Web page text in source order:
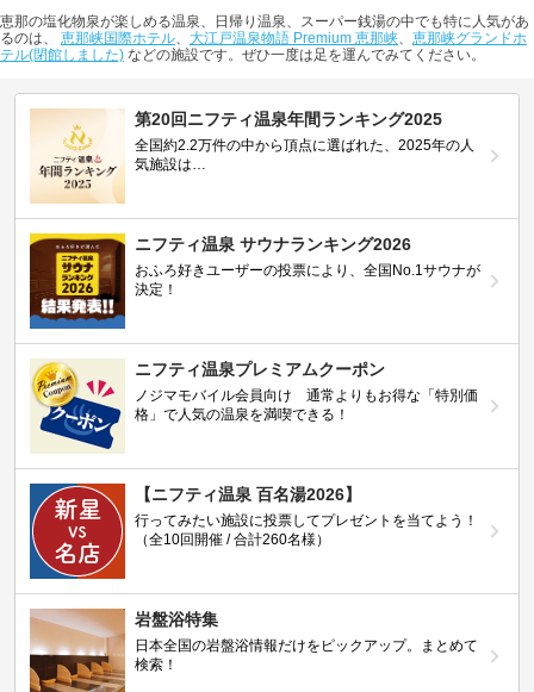
恵那の塩化物泉が楽しめる温泉、日帰り温泉、スーパー銭湯の中でも特に人気があ
るのは、 恵那峡国際ホテル、 大江戸温泉物語 Premium 恵那峡、 恵那峡グランドホ
テル(閉館しました) などの施設です。ぜひ一度は足を運んでみてください。
第20回ニフティ温泉年間ランキング2025
全国約2.2万件の中から頂点に選ばれた、2025年の人
気施設は…
ニフティ温泉 サウナランキング2026
おふろ好きユーザーの投票により、全国No.1サウナが
決定！
ニフティ温泉プレミアムクーポン
ノジマモバイル会員向け 通常よりもお得な「特別価
格」で人気の温泉を満喫できる！
【ニフティ温泉 百名湯2026】
行ってみたい施設に投票してプレゼントを当てよう！
（全10回開催 / 合計260名様）
岩盤浴特集
日本全国の岩盤浴情報だけをピックアップ。まとめて
検索！